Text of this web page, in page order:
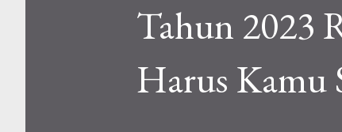
Tahun 2023
Harus Kamu